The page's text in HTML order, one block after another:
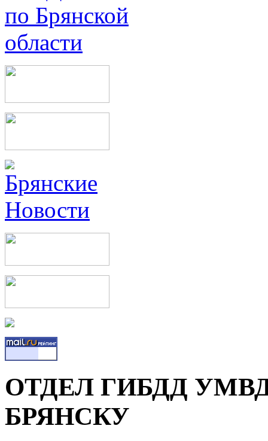
ОТДЕЛ ГИБДД
БРЯНСКУ